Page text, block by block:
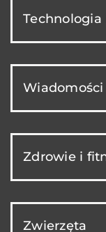
Zdrowie i
Zwierzęta